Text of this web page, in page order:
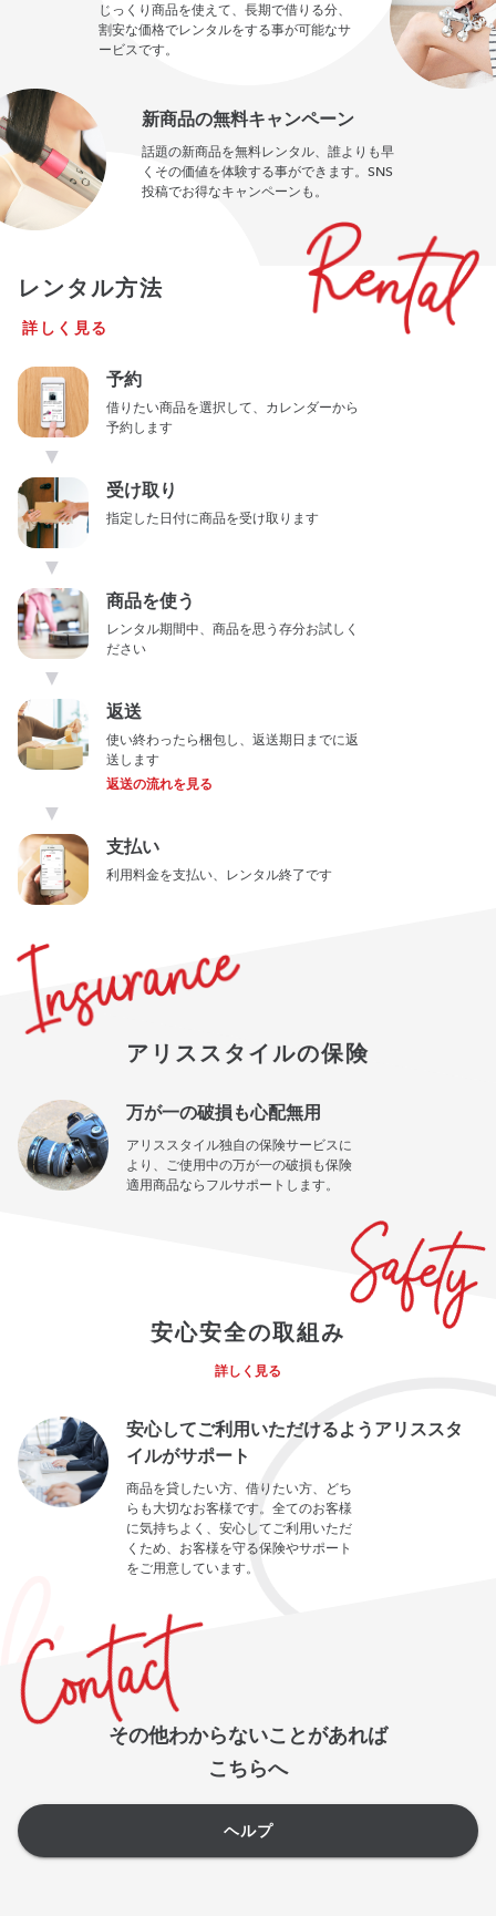
じっくり商品を使えて、長期で借りる分、
割安な価格でレンタルをする事が可能なサ
ービスです。
新商品の無料キャンペーン
話題の新商品を無料レンタル、誰よりも早
くその価値を体験する事ができます。SNS
投稿でお得なキャンペーンも。
レンタル方法
詳しく見る
予約
借りたい商品を選択して、カレンダーから
予約します
▼
受け取り
指定した日付に商品を受け取ります
▼
商品を使う
レンタル期間中、商品を思う存分お試しく
ださい
▼
返送
使い終わったら梱包し、返送期日までに返
送します
返送の流れを見る
▼
支払い
利用料金を支払い、レンタル終了です
アリススタイルの保険
万が一の破損も心配無用
アリススタイル独自の保険サービスに
より、ご使用中の万が一の破損も保険
適用商品ならフルサポートします。
安心安全の取組み
詳しく見る
安心してご利用いただけるようアリススタ
イルがサポート
商品を貸したい方、借りたい方、どち
らも大切なお客様です。全てのお客様
に気持ちよく、安心してご利用いただ
くため、お客様を守る保険やサポート
をご用意しています。
その他わからないことがあれば
こちらへ
ヘルプ